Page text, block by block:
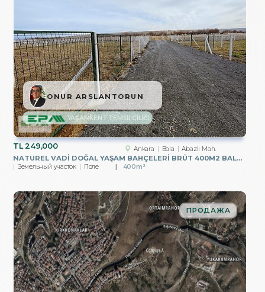
TL249,000 Ankara Bala Abazlı Mah.
NATUREL VADİ DOĞAL YAŞAM BAHÇELERİ BRÜT 400M2 BALA YÖRELİ
Земельный участок Поле 400m²
YAŞAMKENT TEMSİLCİLİĞİ
ONUR ARSLANTORUN
ПРОДАЖА